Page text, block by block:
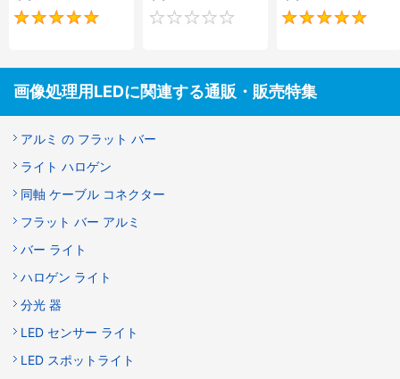
5 0
画像処理用LEDに関連する通販・販売特集
アルミ の フラット バー
ライト ハロゲン
同軸 ケーブル コネクター
フラット バー アルミ
バー ライト
ハロゲン ライト
分光 器
LED センサー ライト
LED スポットライト